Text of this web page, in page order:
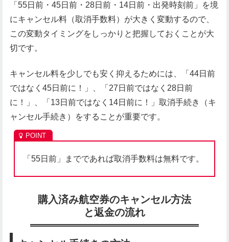
「55日前・45日前・28日前・14日前・出発時刻前」を境
にキャンセル料（取消手数料）が大きく変動するので、
この変動タイミングをしっかりと把握しておくことが大
切です。
キャンセル料を少しでも安く抑えるためには、「44日前
ではなく45日前に！」、「27日前ではなく28日前
に！」、「13日前ではなく14日前に！」取消手続き（キ
ャンセル手続き）をすることが重要です。
「55日前」までであれば取消手数料は無料です。
購入済み航空券のキャンセル方法
と返金の流れ